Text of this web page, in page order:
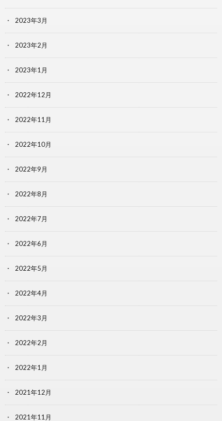
2023年3月
2023年2月
2023年1月
2022年12月
2022年11月
2022年10月
2022年9月
2022年8月
2022年7月
2022年6月
2022年5月
2022年4月
2022年3月
2022年2月
2022年1月
2021年12月
2021年11月